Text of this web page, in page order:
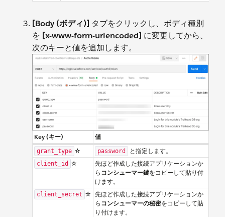
[Body (ボディ)] タブをクリックし、ボディ種別
を [x-www-form-urlencoded] に変更してから、
次のキーと値を追加します。
Key (キー) 値
grant_type ☆ password と指定します。
client_id ☆
先ほど作成した接続アプリケーションか
らコンシューマー鍵をコピーして貼り付
けます。
client_secret ☆ 先ほど作成した接続アプリケーションか
らコンシューマーの秘密をコピーして貼
り付けます。